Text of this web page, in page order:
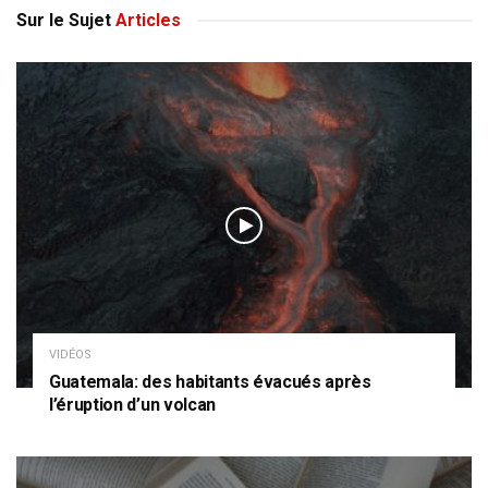
Sur le Sujet Articles
VIDÉOS
Guatemala: des habitants évacués après
l’éruption d’un volcan